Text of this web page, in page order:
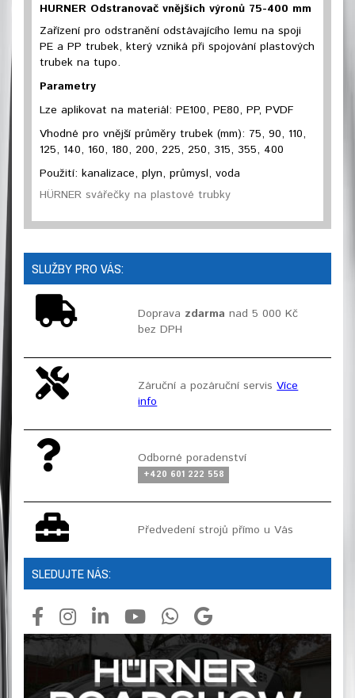
HURNER Odstranovač vnějších výronů 75-400 mm
Zařízení pro odstranění odstávajícího lemu na spoji
PE a PP trubek, který vzniká při spojování plastových
trubek na tupo.
Parametry
Lze aplikovat na materiál: PE100, PE80, PP, PVDF
Vhodné pro vnější průměry trubek (mm): 75, 90, 110,
125, 140, 160, 180, 200, 225, 250, 315, 355, 400
Použití: kanalizace, plyn, průmysl, voda
HÜRNER svářečky na plastové trubky
SLUŽBY PRO VÁS:
Doprava zdarma nad 5 000 Kč
bez DPH
Záruční a pozáruční servisVíce
info
Odborné poradenství
+420 601 222 558
Předvedení strojů přímo u Vás
SLEDUJTE NÁS: